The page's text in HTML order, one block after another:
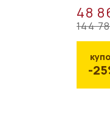
48
144
-